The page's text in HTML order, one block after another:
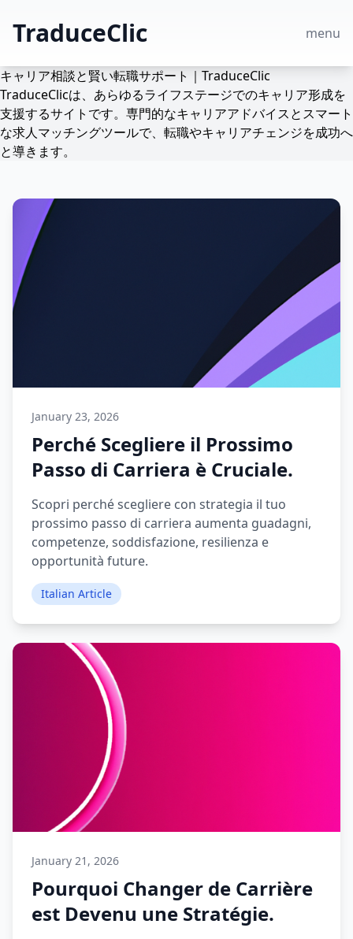
TraduceClic menu
キャリア相談と賢い転職サポート｜TraduceClic
TraduceClicは、あらゆるライフステージでのキャリア形成を
支援するサイトです。専門的なキャリアアドバイスとスマート
な求人マッチングツールで、転職やキャリアチェンジを成功へ
と導きます。
January 23, 2026
Perché Scegliere il Prossimo
Passo di Carriera è Cruciale.
Scopri perché scegliere con strategia il tuo
prossimo passo di carriera aumenta guadagni,
competenze, soddisfazione, resilienza e
opportunità future.
Italian Article
January 21, 2026
Pourquoi Changer de Carrière
est Devenu une Stratégie.